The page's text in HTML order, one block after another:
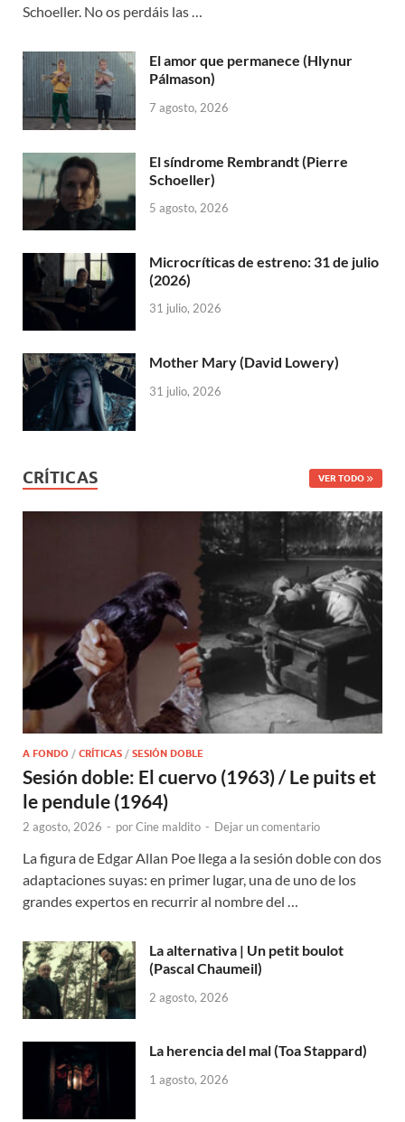
Schoeller. No os perdáis las …
El amor que permanece (Hlynur
Pálmason)
7 agosto, 2026
El síndrome Rembrandt (Pierre
Schoeller)
5 agosto, 2026
Microcríticas de estreno: 31 de julio
(2026)
31 julio, 2026
Mother Mary (David Lowery)
31 julio, 2026
CRÍTICAS VER TODO
A FONDO / CRÍTICAS / SESIÓN DOBLE
Sesión doble: El cuervo (1963) / Le puits et
le pendule (1964)
2 agosto, 2026 - porCine maldito - Dejar un comentario
La figura de Edgar Allan Poe llega a la sesión doble con dos
adaptaciones suyas: en primer lugar, una de uno de los
grandes expertos en recurrir al nombre del …
La alternativa | Un petit boulot
(Pascal Chaumeil)
2 agosto, 2026
La herencia del mal (Toa Stappard)
1 agosto, 2026